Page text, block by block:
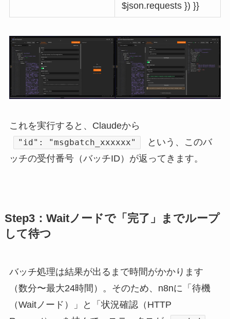
$json.requests }) }}
これを実行すると、Claudeから
"id": "msgbatch_xxxxxx"
という、このバ
ッチの受付番号（バッチID）が返ってきます。
Step3：Waitノードで「完了」までループ
して待つ
バッチ処理は結果が出るまで時間がかかります
（数分〜最大24時間）。そのため、n8nに「待機
（Waitノード）」と「状況確認（HTTP